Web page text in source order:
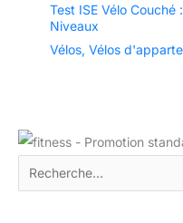
Test ISE Vélo
Niveaux
Vélos, Vélos